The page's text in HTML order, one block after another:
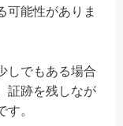
可能性がありま
しでもある場合
証跡を残しなが
。